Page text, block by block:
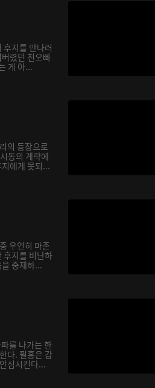
후지를 만나러
렸던 친오빠
게 아...
의 등장으로
동의 계략에
에게 못되...
우연히 마존
후지를 비난하
중재하...
를 나가는 한
다. 필홍은 감
심시킨다...